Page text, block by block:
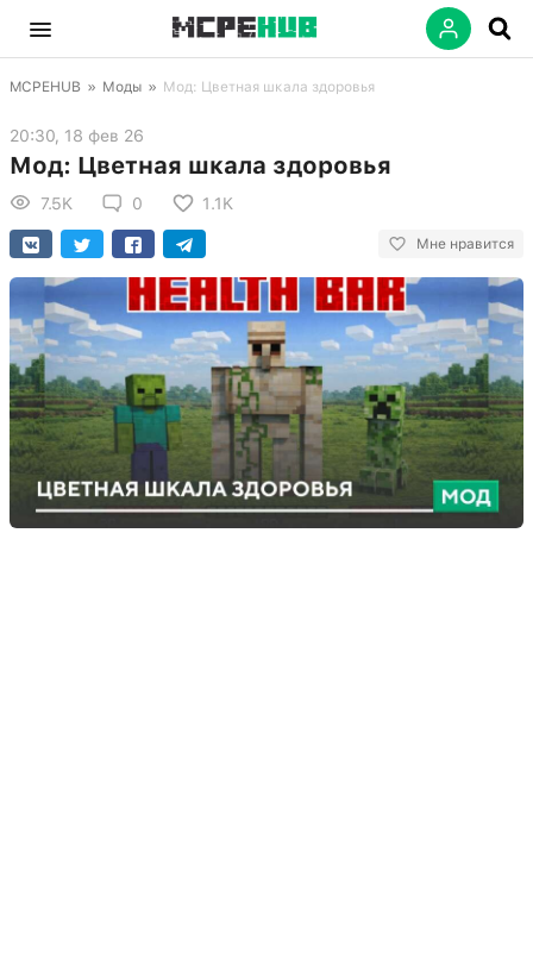
MCPEHUB » Моды » Мод: Цветная шкала здоровья
20:30, 18 фев 26
Мод: Цветная шкала здоровья
7.5K 0 1.1K
Мне нравится